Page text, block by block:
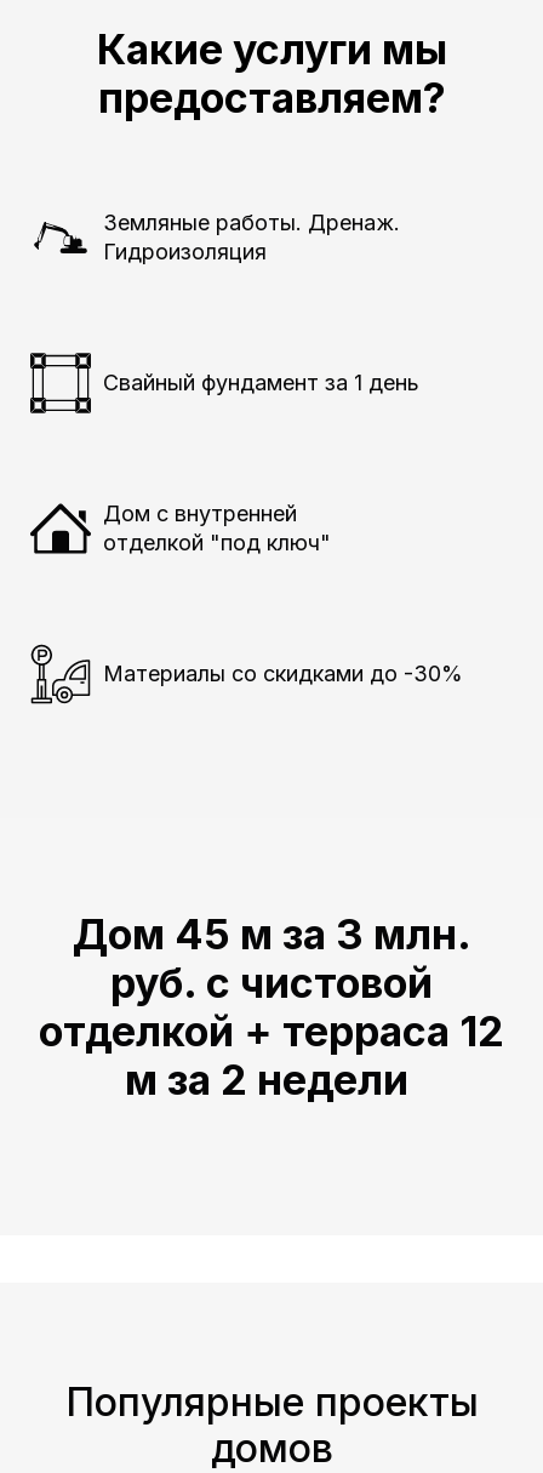
Какие услуги мы
предоставляем?
Земляные работы. Дренаж.
Гидроизоляция
Свайный фундамент за 1 день
Дом с внутренней
отделкой "под ключ"
Материалы со скидками до -30%
Дом 45 м за 3 млн.
руб. с чистовой
отделкой + терраса 12
м за 2 недели
Популярные проекты
домов